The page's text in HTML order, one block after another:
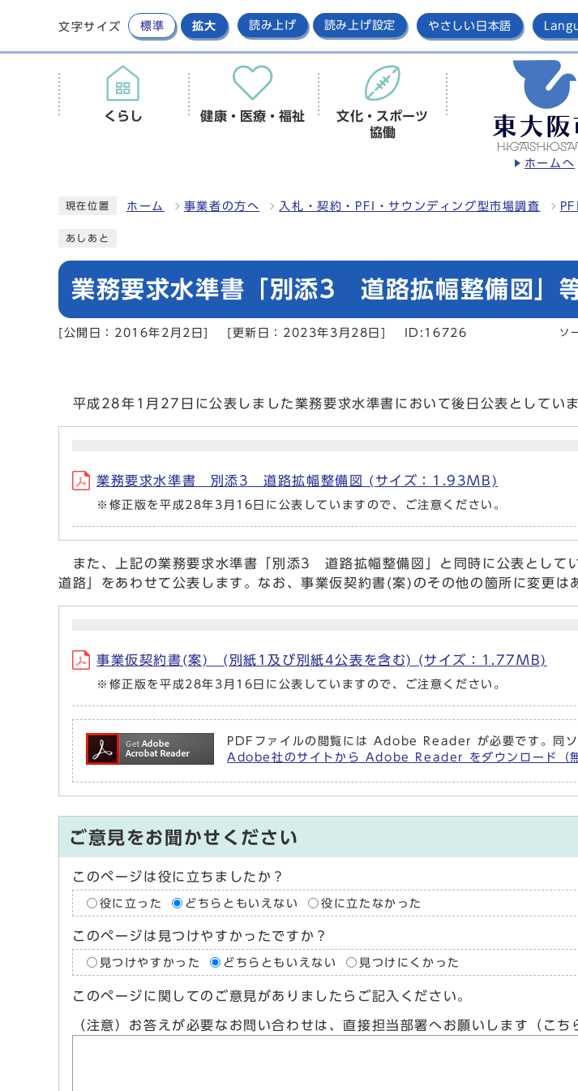
文字サイズ 標準 拡大 読み上げ 読み上げ設定 やさしい日本語
ホームへ
くらし 健康・医療・福祉
文化・スポーツ
協働
現在位置 ホーム 事業者の方へ 入札・契約・PFI・サウンディング型市場調査 PFI
あしあと
業務要求水準書「別添3 道路拡幅整備図」
[公開日：2016年2月2日] [更新日：2023年3月28日] ID:16726 ソ
平成28年1月27日に公表しました業務要求水準書において後日公表としてい
業務要求水準書 別添3 道路拡幅整備図 (サイズ：1.93MB)
※修正版を平成28年3月16日に公表していますので、ご注意ください。
また、上記の業務要求水準書「別添3 道路拡幅整備図」と同時に公表とし
道路」をあわせて公表します。なお、事業仮契約書(案)のその他の箇所に変更は
事業仮契約書(案) (別紙1及び別紙4公表を含む) (サイズ：1.77MB)
※修正版を平成28年3月16日に公表していますので、ご注意ください。
PDFファイルの閲覧には Adobe Reader が必要です。同ソ
Adobe社のサイトから Adobe Reader をダウンロード（無
ご意見をお聞かせください
このページは役に立ちましたか？
役に立った どちらともいえない 役に立たなかった
このページは見つけやすかったですか？
見つけやすかった どちらともいえない 見つけにくかった
このページに関してのご意見がありましたらご記入ください。
（注意）お答えが必要なお問い合わせは、直接担当部署へお願いします（こち